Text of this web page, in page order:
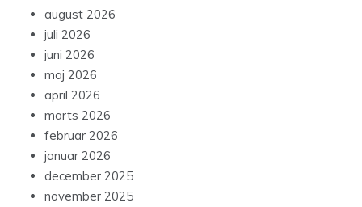
august 2026
juli 2026
juni 2026
maj 2026
april 2026
marts 2026
februar 2026
januar 2026
december 2025
november 2025